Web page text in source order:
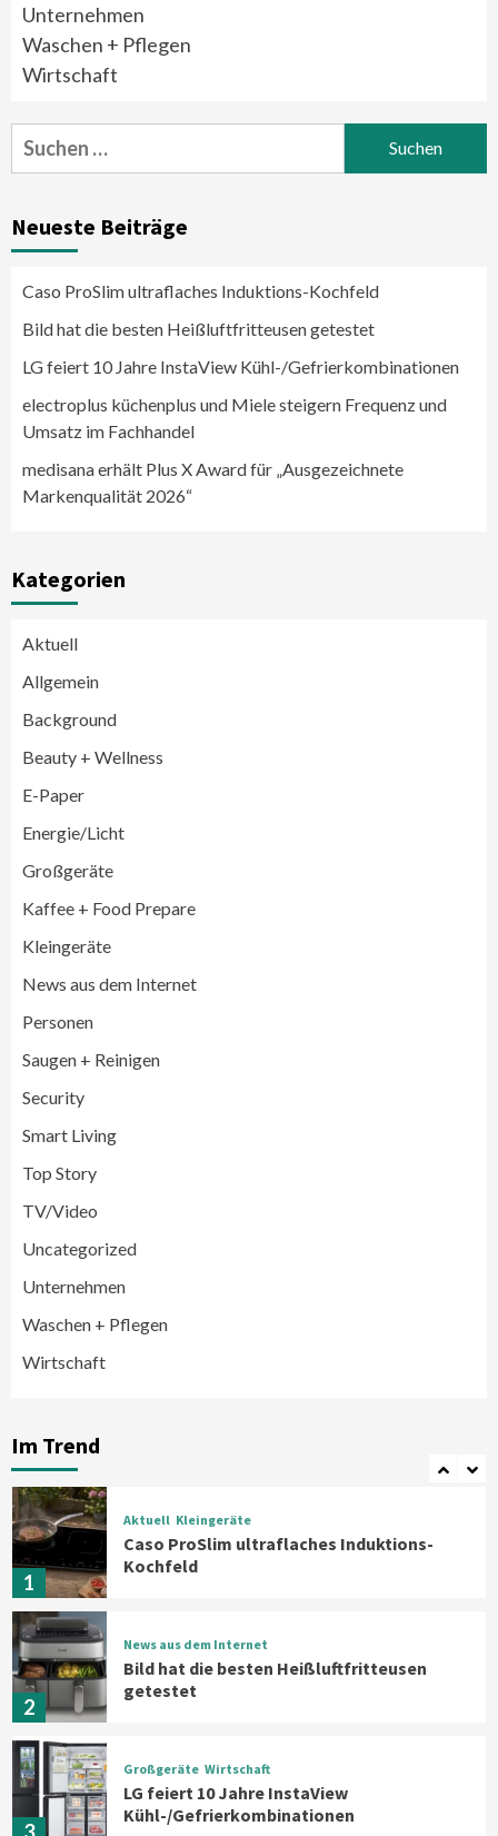
Unternehmen
Waschen + Pflegen
Wirtschaft
Suchen
nach:
Neueste Beiträge
Caso ProSlim ultraflaches Induktions-Kochfeld
Bild hat die besten Heißluftfritteusen getestet
LG feiert 10 Jahre InstaView Kühl-/Gefrierkombinationen
electroplus küchenplus und Miele steigern Frequenz und
Umsatz im Fachhandel
medisana erhält Plus X Award für „Ausgezeichnete
Markenqualität 2026“
Kategorien
Aktuell
Allgemein
Background
Beauty + Wellness
E-Paper
Energie/Licht
Großgeräte
Kaffee + Food Prepare
Kleingeräte
News aus dem Internet
Personen
Saugen + Reinigen
Security
Smart Living
Top Story
TV/Video
Uncategorized
Unternehmen
Waschen + Pflegen
Wirtschaft
Im Trend
3
LG feiert 10 Jahre InstaView
steigern Frequenz und Umsatz im
5
6
Verbraucher setzen immer mehr auf
Klimageräte und Ventilatoren
7
1
Aktuell Kleingeräte
Caso ProSlim ultraflaches Induktions-
Kochfeld
2
News aus dem Internet
Bild hat die besten Heißluftfritteusen
getestet
Großgeräte Wirtschaft
LG feiert 10 Jahre InstaView
Kühl-/Gefrierkombinationen